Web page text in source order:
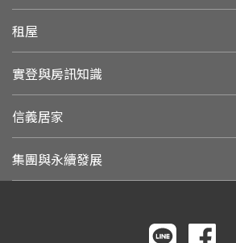
租屋
實登與房訊知識
信義居家
集團與永續發展